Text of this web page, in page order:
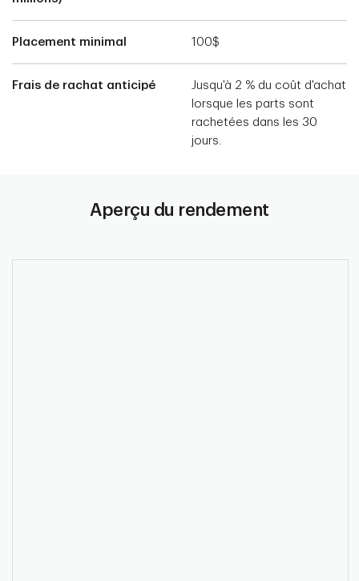
Placement minimal 100$
Frais de rachat anticipé
Jusqu'à 2 % du coût d'achat
lorsque les parts sont
rachetées dans les 30
jours.
Aperçu du rendement